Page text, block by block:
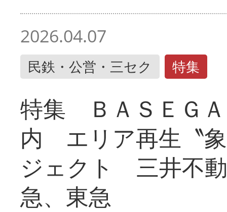
2026.04.07
民鉄・公営・三セク 特集
特集 ＢＡＳＥＧ
内 エリア再生〝
ジェクト 三井不
急、東急